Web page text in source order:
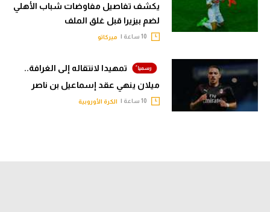
يكشف تفاصيل مفاوضات شباب الأهلي
لضم بيزيرا قبل غلق الملف
ميركاتو
تمهيدا لانتقاله إلى الغرافة..
ميلان ينهي عقد إسماعيل بن ناصر
الكرة الأوروبية